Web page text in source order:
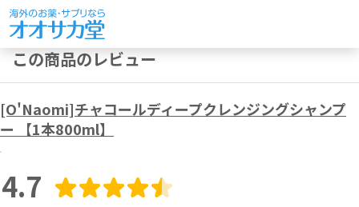
この商品のレビュー
[O'Naomi]チャコールディープクレンジングシャンプ
ー 【1本800ml】
4.7